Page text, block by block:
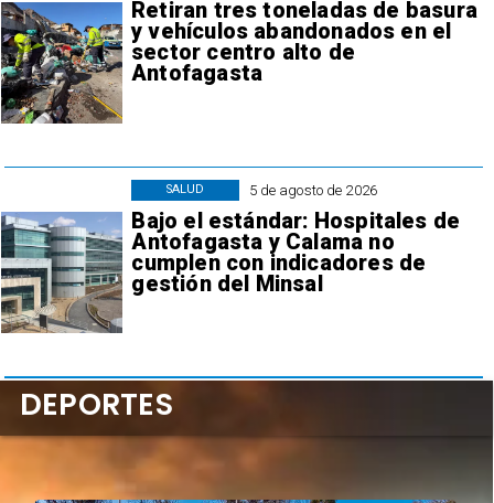
Retiran tres toneladas de basura
y vehículos abandonados en el
sector centro alto de
Antofagasta
5 de agosto de 2026
Bajo el estándar: Hospitales de
Antofagasta y Calama no
cumplen con indicadores de
gestión del Minsal
SALUD
DEPORTES